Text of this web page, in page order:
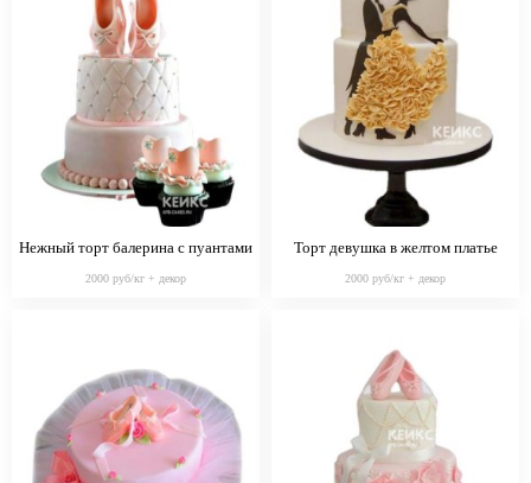
Нежный торт балерина с пуантами
2000 руб/кг + декор
Торт девушка в желтом платье
2000 руб/кг + декор